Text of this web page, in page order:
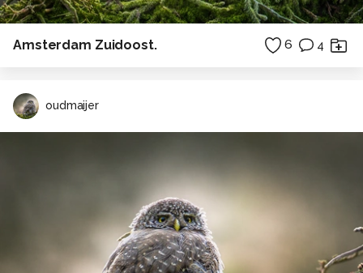
Amsterdam Zuidoost. 6 4
oudmaijer